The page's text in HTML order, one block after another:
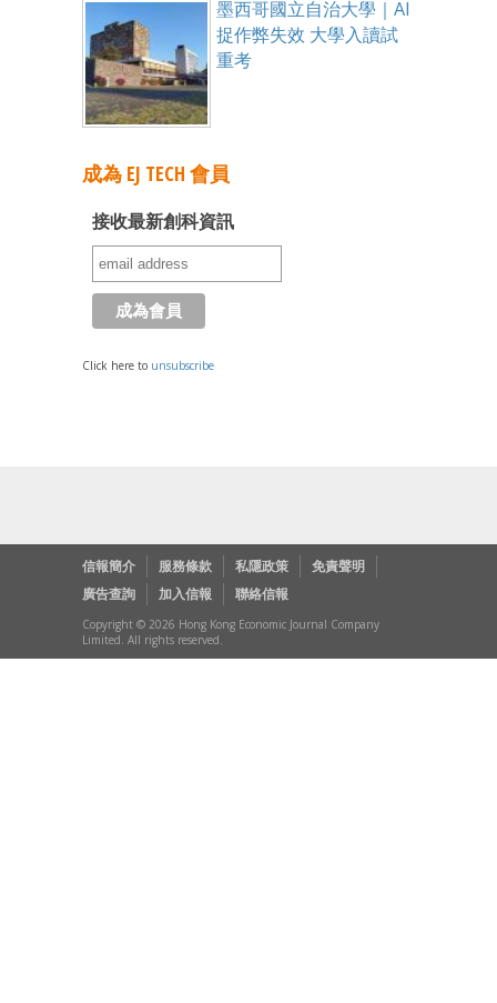
墨西哥國立自治大學｜AI
捉作弊失效 大學入讀試
重考
成為 EJ TECH 會員
接收最新創科資訊
Click here to unsubscribe
信報簡介 服務條款 私隱政策
免責聲明
廣告查詢
加入信報 聯絡信報
Copyright © 2026 Hong Kong Economic Journal Company
Limited. All rights reserved.